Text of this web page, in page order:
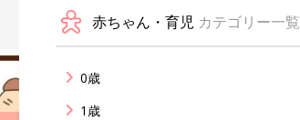
赤ちゃん・育児 カテゴリー一覧
0歳
1歳